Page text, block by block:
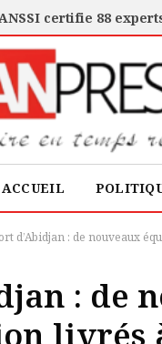
ACCUEIL
d’Abidjan : de nouveaux
: de
livrés